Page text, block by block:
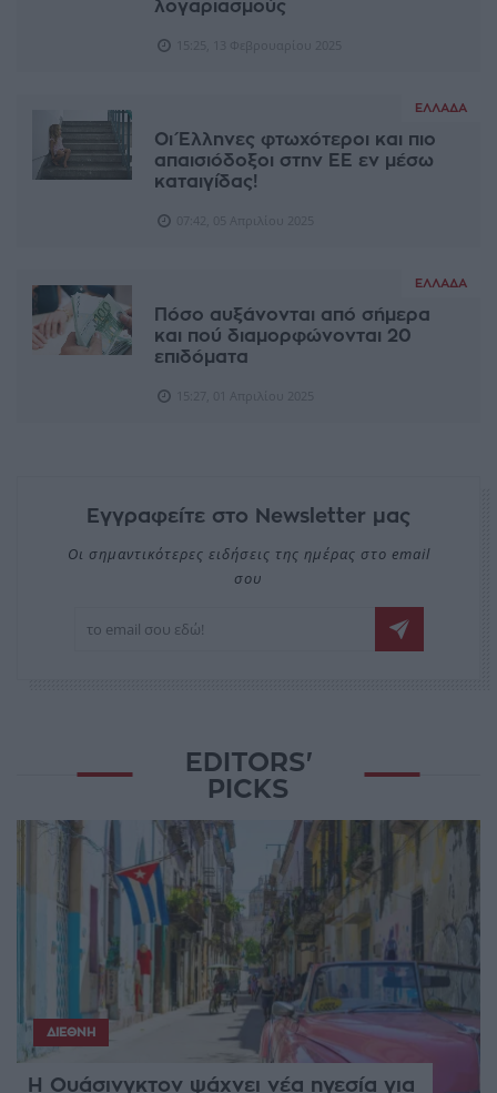
λογαριασμούς
ΕΛΛΆΔΑ
Οι Έλληνες φτωχότεροι και πιο
απαισιόδοξοι στην ΕΕ εν μέσω
καταιγίδας!
ΕΛΛΆΔΑ
Πόσο αυξάνονται από σήμερα
και πού διαμορφώνονται 20
επιδόματα
Εγγραφείτε στο Newsletter μας
Οι σημαντικότερες ειδήσεις της ημέρας στο email
σου
EDITORS'
PICKS
ΔΙΕΘΝΉ
Η Ουάσινγκτον ψάχνει νέα ηγεσία για